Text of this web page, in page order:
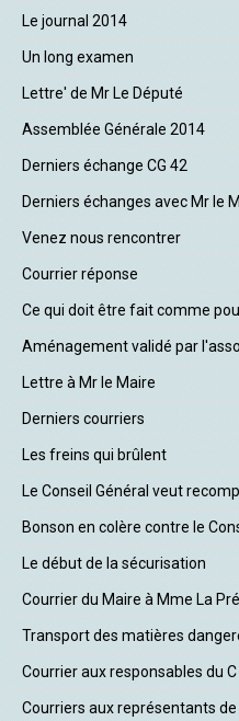
Le journal 2014
Un long examen
Lettre' de Mr Le Député
Assemblée Générale 2014
Derniers échange CG 42
Derniers échanges avec Mr le
Venez nous rencontrer
Courrier réponse
Ce qui doit être fait comme
Aménagement validé par
Lettre à Mr le Maire
Derniers courriers
Les freins qui brûlent
Le Conseil Général veut
Bonson en colère contre le
Le début de la sécurisation
Courrier du Maire à Mme La Pré
Transport des matières
Courrier aux responsables du C
Courriers aux représentants